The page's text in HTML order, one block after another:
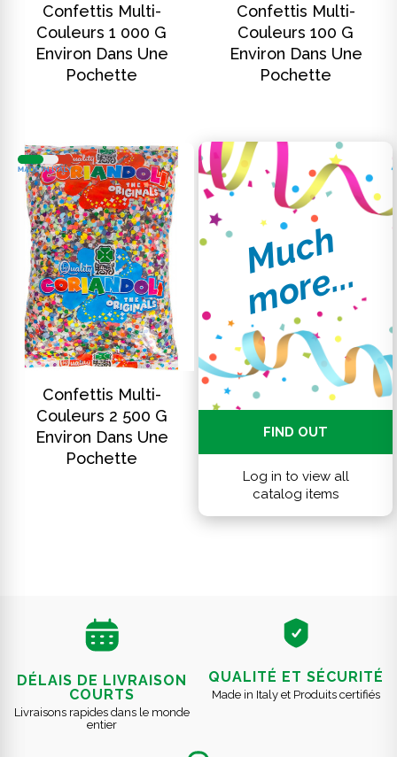
Confettis Multi-
Couleurs 1 000 G
Environ Dans Une
Pochette
Confettis Multi-
Couleurs 100 G
Environ Dans Une
Pochette
Confettis Multi-
Couleurs 2 500 G
Environ Dans Une
Pochette
M
u
c
h
m
o
r
e
.
.
.
FIND OUT
Log in to view all
catalog items
DÉLAIS DE LIVRAISON
COURTS
Livraisons rapides dans le monde
entier
QUALITÉ ET SÉCURITÉ
Made in Italy et Produits certifiés